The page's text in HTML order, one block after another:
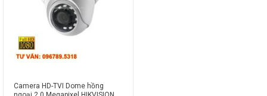
Camera HD-TVI Dome hồng